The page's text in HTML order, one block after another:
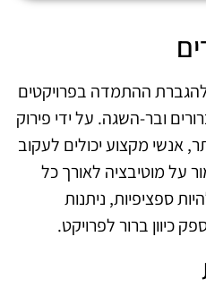
ההתמדה בפרויקטים
ובר-השגה. על ידי פירוק
אנשי מקצוע יכולים לעקוב
על מוטיבציה לאורך כל
ספציפיות, ניתנות
כיוון ברור לפרויקט.